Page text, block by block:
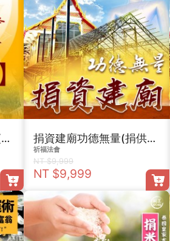
還願法會【五鬼運財】(龍婆昌塔拱寺) 捐資建廟功德無量(捐供金9999)
祈福法會
NT $9,999
NT $9,999